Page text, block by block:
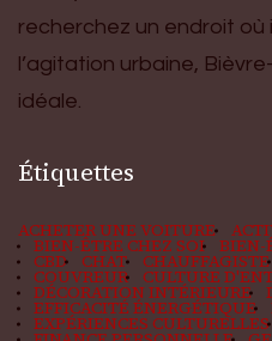
recherchez un endroit où
l’agitation urbaine,
idéale.
Étiquettes
ACHETER UNE VOITURE
BIEN-ÊTRE CHEZ SOI BIEN-
CBD CHAT CHAUFFAGISTE
COUVREUR CULTURE
DÉCORATION INTÉRIEURE
EFFICACITÉ ÉNERGÉTIQUE
EXPÉRIENCES CULTURELLES